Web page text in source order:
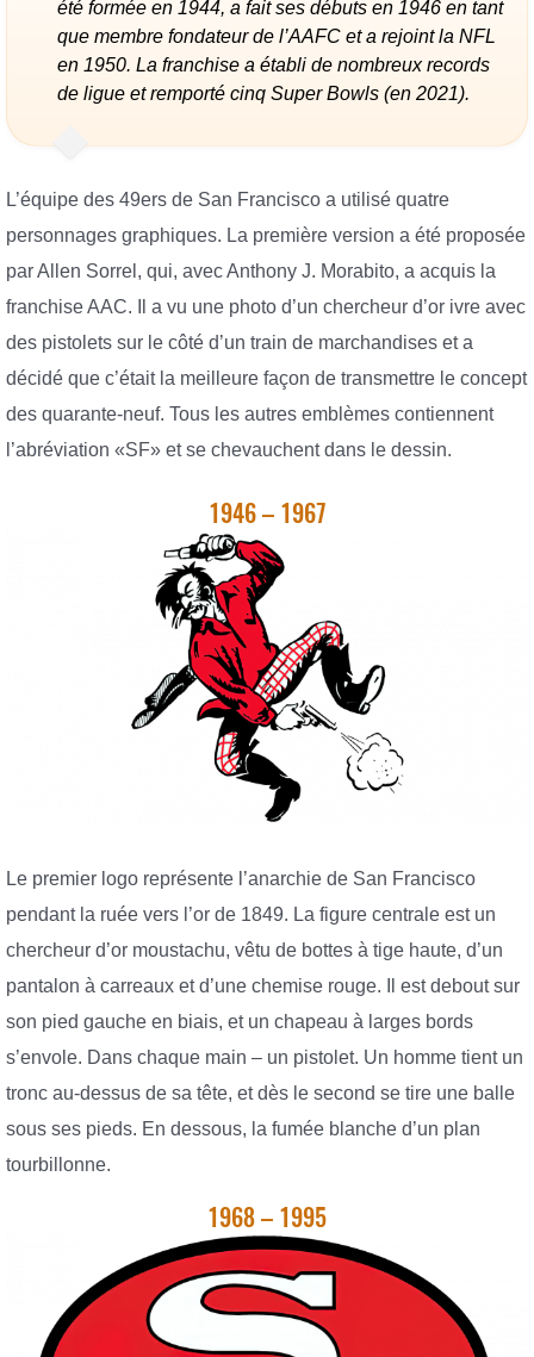
été formée en 1944, a fait ses débuts en 1946 en tant
que membre fondateur de l’AAFC et a rejoint la NFL
en 1950. La franchise a établi de nombreux records
de ligue et remporté cinq Super Bowls (en 2021).
L’équipe des 49ers de San Francisco a utilisé quatre
personnages graphiques. La première version a été proposée
par Allen Sorrel, qui, avec Anthony J. Morabito, a acquis la
franchise AAC. Il a vu une photo d’un chercheur d’or ivre avec
des pistolets sur le côté d’un train de marchandises et a
décidé que c’était la meilleure façon de transmettre le concept
des quarante-neuf. Tous les autres emblèmes contiennent
l’abréviation «SF» et se chevauchent dans le dessin.
1946 – 1967
Le premier logo représente l’anarchie de San Francisco
pendant la ruée vers l’or de 1849. La figure centrale est un
chercheur d’or moustachu, vêtu de bottes à tige haute, d’un
pantalon à carreaux et d’une chemise rouge. Il est debout sur
son pied gauche en biais, et un chapeau à larges bords
s’envole. Dans chaque main – un pistolet. Un homme tient un
tronc au-dessus de sa tête, et dès le second se tire une balle
sous ses pieds. En dessous, la fumée blanche d’un plan
tourbillonne.
1968 – 1995